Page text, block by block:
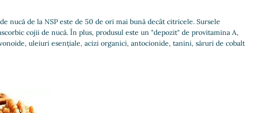
nucă de la NSP este de 50 de ori mai bună decât citricele. Sursele
cojii de nucă. În plus, produsul este un "depozit" de provitamina A,
uleiuri esențiale, acizi organici, antocionide, tanini, săruri de cobalt